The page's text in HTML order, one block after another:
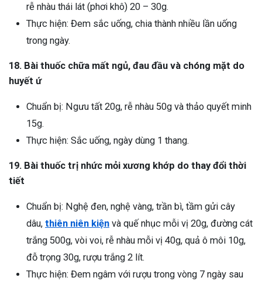
rễ nhàu thái lát (phơi khô) 20 – 30g.
Thực hiện: Đem sắc uống, chia thành nhiều lần uống
trong ngày.
18. Bài thuốc chữa mất ngủ, đau đầu và chóng mặt do
huyết ứ
Chuẩn bị: Ngưu tất 20g, rễ nhàu 50g và thảo quyết minh
15g.
Thực hiện: Sắc uống, ngày dùng 1 thang.
19. Bài thuốc trị nhức mỏi xương khớp do thay đổi thời
tiết
Chuẩn bị: Nghệ đen, nghệ vàng, trần bì, tầm gửi cây
dâu, thiên niên kiện và quế nhục mỗi vị 20g, đường cát
trắng 500g, vòi voi, rễ nhàu mỗi vị 40g, quả ô môi 10g,
đỗ trọng 30g, rượu trắng 2 lít.
Thực hiện: Đem ngâm với rượu trong vòng 7 ngày sau